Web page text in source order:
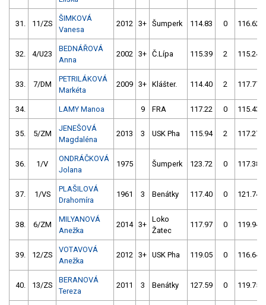
31. 11/ZS
ŠIMKOVÁ
Vanesa
2012 3+ Šumperk 114.83 0 116.62
32. 4/U23
BEDNÁŘOVÁ
Anna
2002 3+ Č.Lípa 115.39 2 115.24
33. 7/DM
PETRILÁKOVÁ
Markéta
2009 3+ Klášter. 114.40 2 117.77
34. LAMY Manoa 9 FRA 117.22 0 115.43
35. 5/ZM
JENEŠOVÁ
Magdaléna
2013 3 USK Pha 115.94 2 117.27
36. 1/V
ONDRÁČKOVÁ
Jolana
1975 Šumperk 123.72 0 117.38
37. 1/VS
PLAŠILOVÁ
Drahomíra
1961 3 Benátky 117.40 0 121.74
38. 6/ZM
MILYANOVÁ
Anežka
2014 3+
Loko
Žatec
117.97 0 119.94
39. 12/ZS
VOTAVOVÁ
Anežka
2012 3+ USK Pha 119.05 0 116.64
40. 13/ZS
BERANOVÁ
Tereza
2011 3 Benátky 127.59 0 119.75